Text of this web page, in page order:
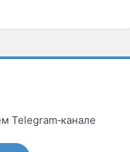
Telegram‑канале